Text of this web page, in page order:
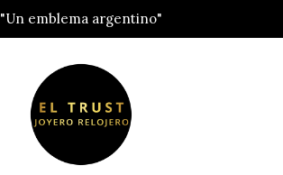
"Un emblema argentino"